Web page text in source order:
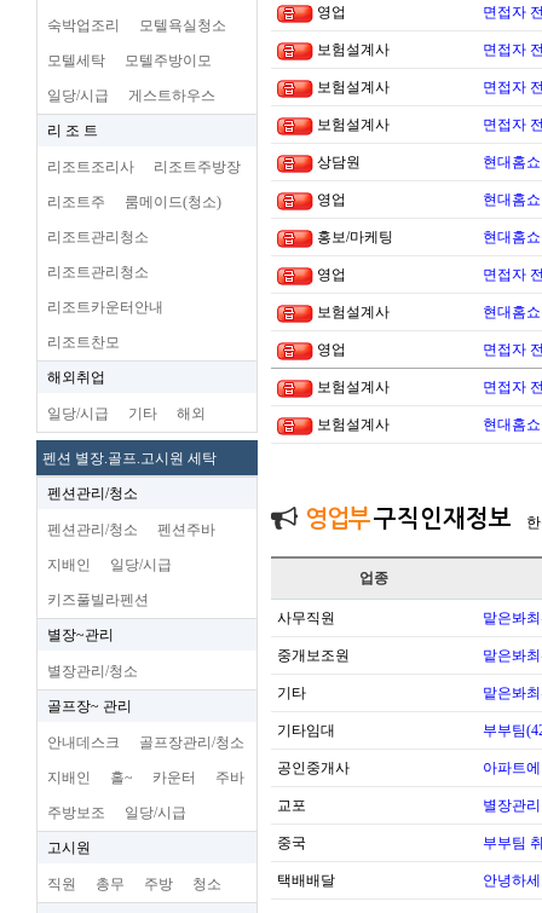
숙박업조리 모텔욕실청소
모텔세탁 모텔주방이모
일당/시급 게스트하우스
리 조 트
리조트조리사 리조트주방장
리조트주 룸메이드(청소)
리조트관리청소
리조트관리청소
리조트카운터안내
리조트찬모
해외취업
일당/시급 기타 해외
펜션 별장.골프.고시원 세탁
펜션관리/청소
펜션관리/청소 펜션주바
지배인 일당/시급
키즈풀빌라펜션
별장~관리
별장관리/청소
골프장~ 관리
안내데스크 골프장관리/청소
지배인 홀~ 카운터 주바
주방보조 일당/시급
고시원
직원 총무 주방 청소
영업 면접자
보험설계사 면접자
보험설계사 면접자
보험설계사 면접자
상담원 현대홈
영업 현대홈
홍보/마케팅 현대홈
영업 면접자
보험설계사 현대홈
영업 면접자
보험설계사 면접자
보험설계사 현대홈
영업부구직인재정보
업종
사무직원 맡은봐
중개보조원 맡은봐
기타 맡은봐
기타임대 부부팀
공인중개사 아파트
교포 별장관
중국 부부팀
택배배달 안녕하